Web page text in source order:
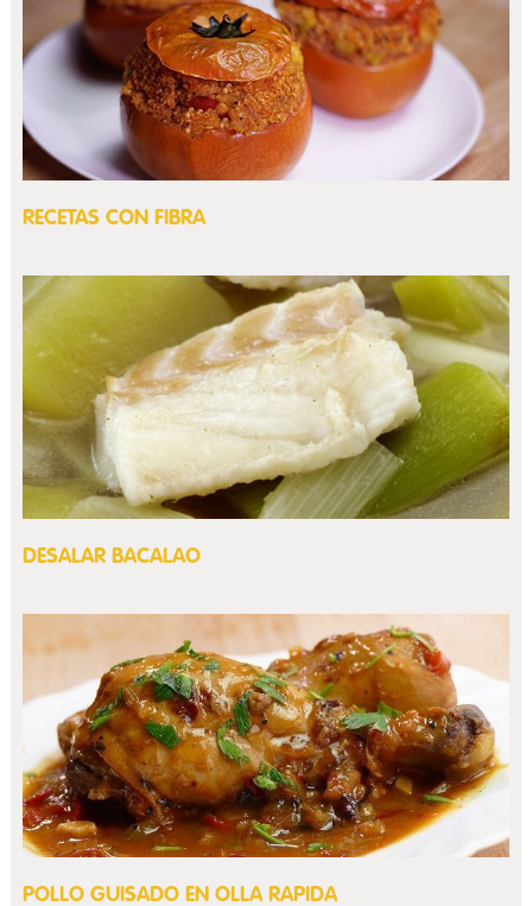
RECETAS CON FIBRA
DESALAR BACALAO
POLLO GUISADO EN OLLA RAPIDA